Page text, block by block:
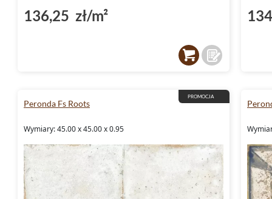
136,25 zł/m²
PROMOCJA
Peronda Fs Roots
Wymiary: 45.00 x 45.00 x 0.95